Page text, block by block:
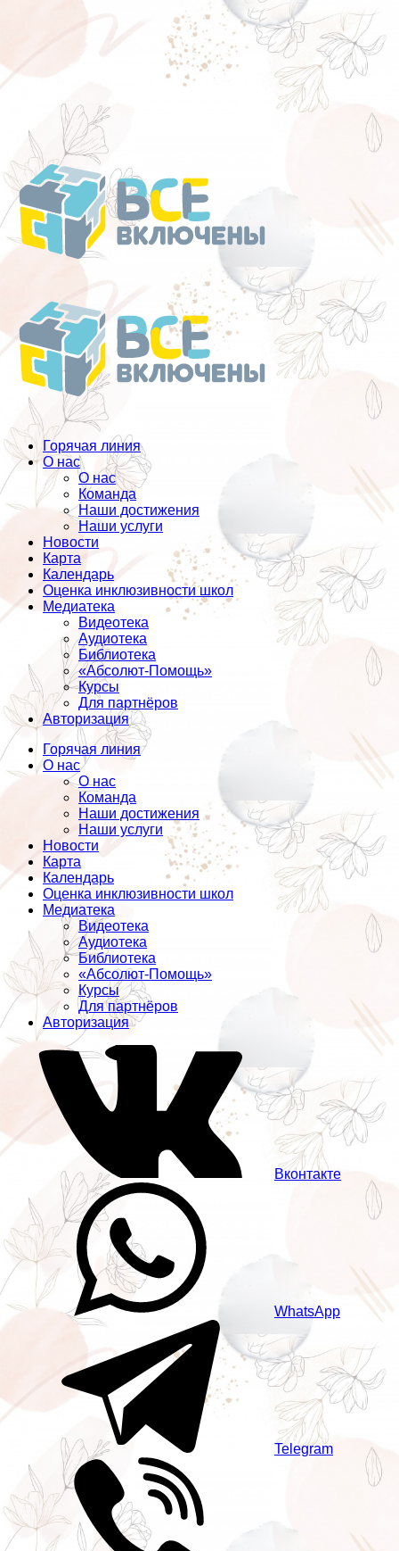
Перейти
к
содержанию
Горячая линия
О нас
О нас
Команда
Наши достижения
Наши услуги
Новости
Карта
Календарь
Оценка инклюзивности школ
Медиатека
Видеотека
Аудиотека
Библиотека
«Абсолют-Помощь»
Курсы
Для партнёров
Авторизация
Горячая линия
О нас
О нас
Команда
Наши достижения
Наши услуги
Новости
Карта
Календарь
Оценка инклюзивности школ
Медиатека
Видеотека
Аудиотека
Библиотека
«Абсолют-Помощь»
Курсы
Для партнёров
Авторизация
Вконтакте
WhatsApp
Telegram